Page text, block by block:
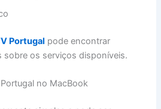
Portugal pode encontrar
sobre os serviços disponíveis.
no MacBook